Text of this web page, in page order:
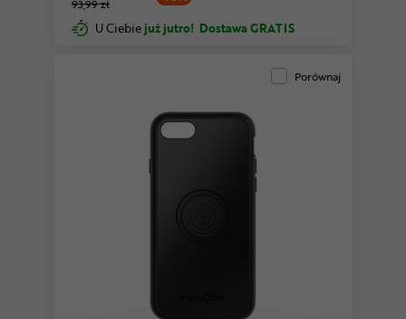
93,99 zł
U Ciebie już jutro! Dostawa GRATIS
Porównaj